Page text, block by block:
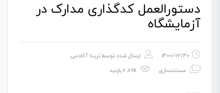
دستورالعمل کدگذاری مدارک در
آزمایشگاه
1400/02/30 ارسال شده توسطتریتا آکادمی
مستندسازی